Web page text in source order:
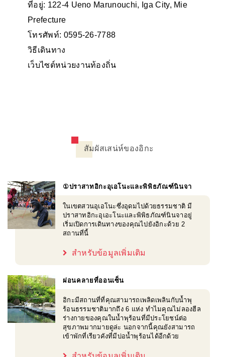
ที่อยู่: 122-4 Ueno Marunouchi, Iga City, Mie
Prefecture
โทรศัพท์: 0595-26-7788
วิธีเดินทาง
เว็บไซต์หน่วยงานท้องถิ่น
สัมผัสเสน่ห์ของอิกะ
①ปราสาทอิกะอุเอโนะและพิพิธภัณฑ์นินจา
ในเขตสวนอุเอโนะซึ่งอุดมไปด้วยธรรมชาติ มี
ปราสาทอิกะอุเอะโนะและพิพิธภัณฑ์นินจาอยู่
เริ่มเปิดการเดินทางของคุณไปยังอิกะด้วย 2
สถานที่นี้
สำหรับข้อมูลเพิ่มเติม
ผ่อนคลายที่ออนเซ็น
อิกะมีสถานที่ที่คุณสามารถเพลิดเพลินกับน้ำพุ
ร้อนธรรมชาติมากถึง 6 แห่ง ทำไมคุณไม่ลองฮีล
ร่างกายของคุณในน้ำพุร้อนที่มีประโยชน์ต่อ
สุขภาพมากมายดูล่ะ นอกจากนี้คุณยังสามารถ
เข้าพักที่เรียวคังที่มีบ่อน้ำพุร้อนได้อีกด้วย